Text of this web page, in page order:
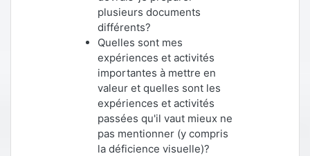
plusieurs documents
différents?
Quelles sont mes
expériences et activités
importantes à mettre en
valeur et quelles sont les
expériences et activités
passées qu'il vaut mieux ne
pas mentionner (y compris
la déficience visuelle)?